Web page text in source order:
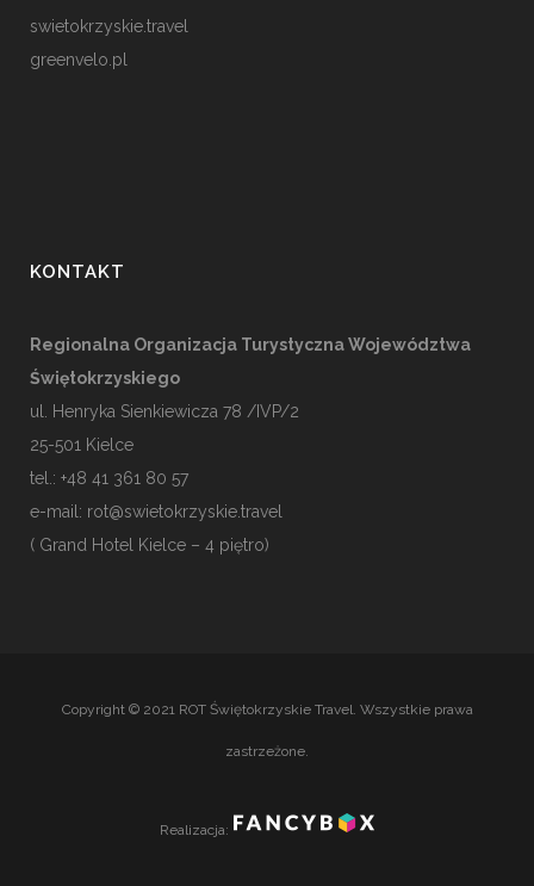
swietokrzyskie.travel
greenvelo.pl
KONTAKT
Regionalna Organizacja Turystyczna Województwa
Świętokrzyskiego
ul. Henryka Sienkiewicza 78 /IVP/2
25-501 Kielce
tel.: +48 41 361 80 57
e-mail: rot@swietokrzyskie.travel
( Grand Hotel Kielce – 4 piętro)
Copyright © 2021 ROT Świętokrzyskie Travel. Wszystkie prawa
zastrzeżone.
Realizacja: